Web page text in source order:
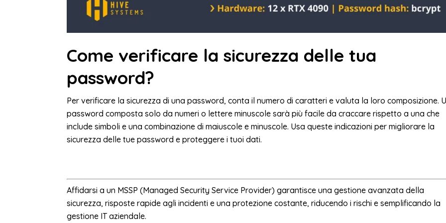
Come verificare la sicurezza delle tua
password?
Per verificare la sicurezza di una password, conta il numero di caratteri e valuta la loro composizione.
password composta solo da numeri o lettere minuscole sarà più facile da craccare rispetto a una che
include simboli e una combinazione di maiuscole e minuscole. Usa queste indicazioni per migliorare la
sicurezza delle tue password e proteggere i tuoi dati.
Affidarsi a un MSSP (Managed Security Service Provider) garantisce una gestione avanzata della
sicurezza, risposte rapide agli incidenti e una protezione costante, riducendo i rischi e semplificando la
gestione IT aziendale.